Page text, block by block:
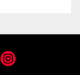
Instagram